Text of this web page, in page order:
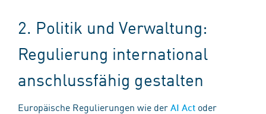
2. Politik und Verwaltung:
Regulierung international
anschlussfähig gestalten
Europäische Regulierungen wie der AI Act oder